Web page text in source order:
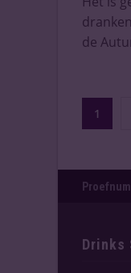
de
1
Drinks